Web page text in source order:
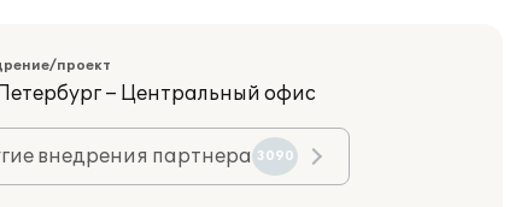
проект
– Центральный офис
внедрения партнера 3090